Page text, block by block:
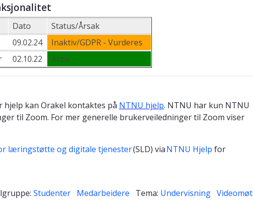
Dato
Status/Årsak
09.02.24
Inaktiv/GDPR - Vurderes
02.10.22 Aktiv
hjelp kan Orakel kontaktes på NTNU hjelp. NTNU har kun NTNU
til Zoom. For mer generelle brukerveiledninger til Zoom viser
læringstøtte og digitale tjenester(SLD) viaNTNU Hjelp for
Studenter Medarbeidere Tema: Undervisning